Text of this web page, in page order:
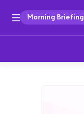
Morning Briefing